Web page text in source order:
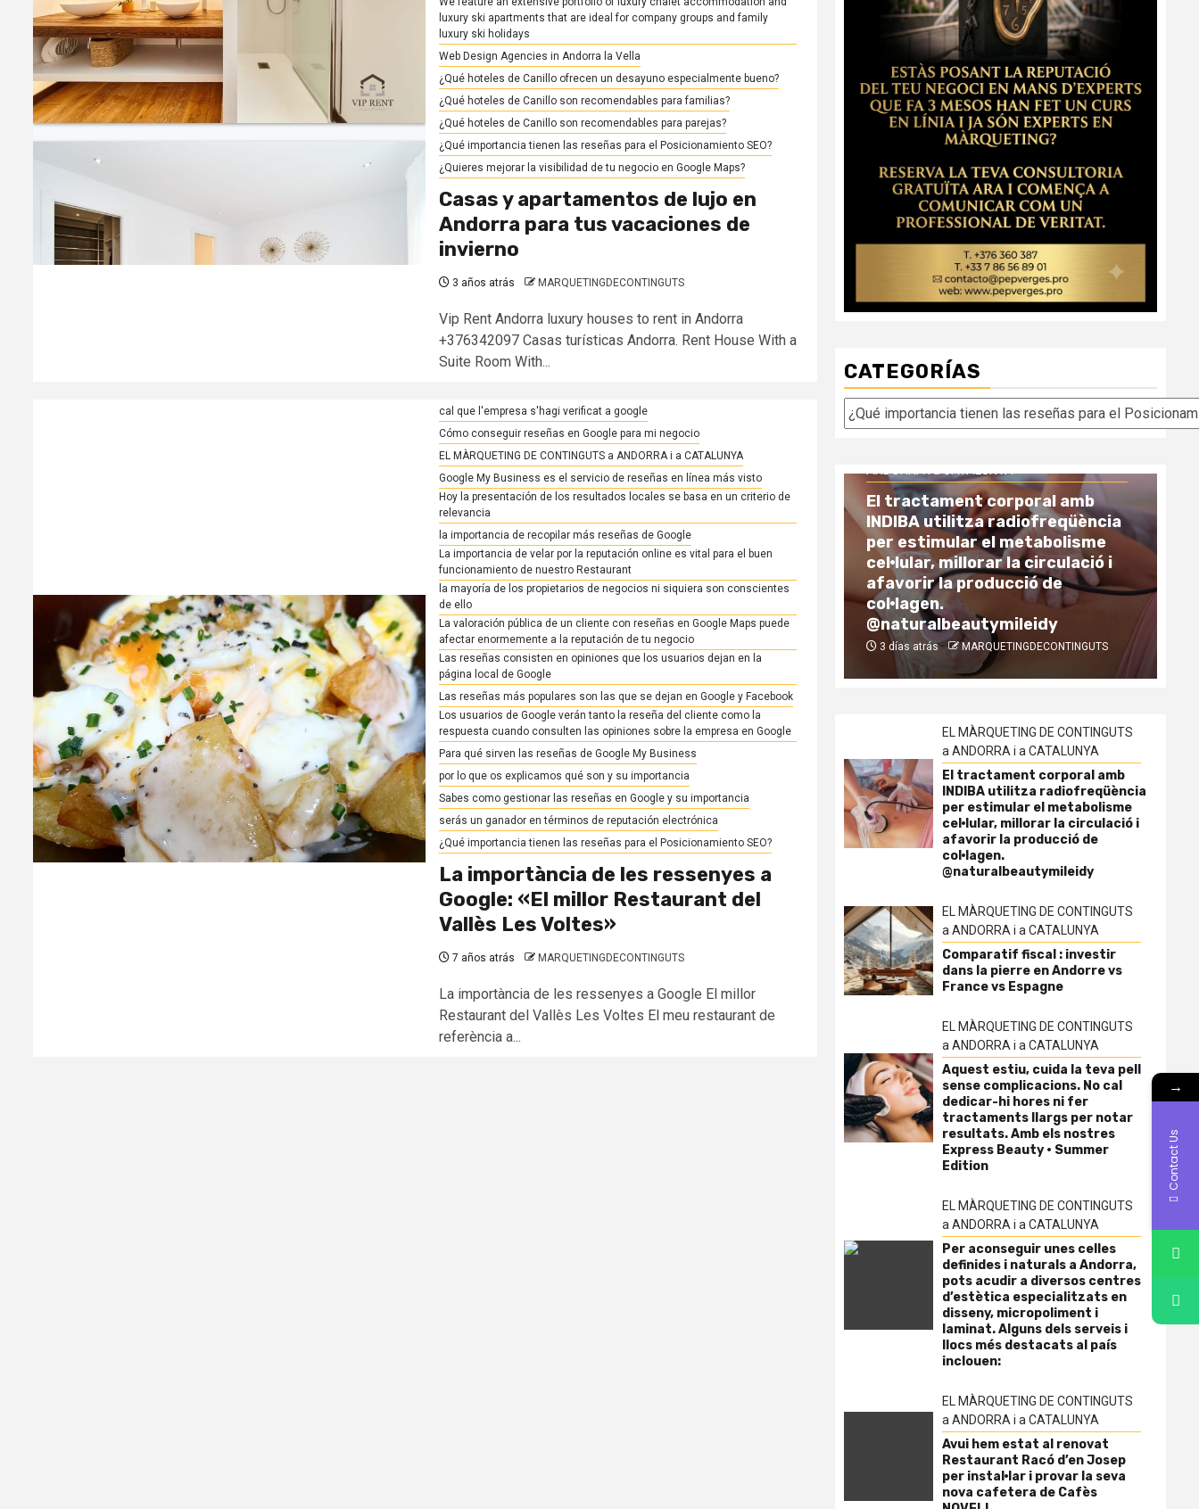
luxury ski apartments that are ideal for company groups and family
luxury ski holidays
Web Design Agencies in Andorra la Vella
¿Qué hoteles de Canillo ofrecen un desayuno especialmente bueno?
¿Qué hoteles de Canillo son recomendables para familias?
¿Qué hoteles de Canillo son recomendables para parejas?
¿Qué importancia tienen las reseñas para el Posicionamiento SEO?
¿Quieres mejorar la visibilidad de tu negocio en Google Maps?
Casas y apartamentos de lujo en
Andorra para tus vacaciones de
invierno
3 años atrás MARQUETINGDECONTINGUTS
Vip Rent Andorra luxury houses to rent in Andorra
+376342097 Casas turísticas Andorra. Rent House With a
Suite Room With...
cal que l'empresa s'hagi verificat a google
Cómo conseguir reseñas en Google para mi negocio
EL MÀRQUETING DE CONTINGUTS a ANDORRA i a CATALUNYA
Google My Business es el servicio de reseñas en línea más visto
Hoy la presentación de los resultados locales se basa en un criterio de
relevancia
la importancia de recopilar más reseñas de Google
La importancia de velar por la reputación online es vital para el buen
funcionamiento de nuestro Restaurant
la mayoría de los propietarios de negocios ni siquiera son conscientes
de ello
La valoración pública de un cliente con reseñas en Google Maps puede
afectar enormemente a la reputación de tu negocio
Las reseñas consisten en opiniones que los usuarios dejan en la
página local de Google
Las reseñas más populares son las que se dejan en Google y Facebook
Los usuarios de Google verán tanto la reseña del cliente como la
respuesta cuando consulten las opiniones sobre la empresa en Google
Para qué sirven las reseñas de Google My Business
por lo que os explicamos qué son y su importancia
Sabes como gestionar las reseñas en Google y su importancia
serás un ganador en términos de reputación electrónica
¿Qué importancia tienen las reseñas para el Posicionamiento SEO?
La importància de les ressenyes a
Google: «El millor Restaurant del
Vallès Les Voltes»
7 años atrás MARQUETINGDECONTINGUTS
La importància de les ressenyes a Google El millor
Restaurant del Vallès Les Voltes El meu restaurant de
referència a...
CATEGORÍAS
Categorías
El tractament corporal amb
INDIBA utilitza radiofreqüència
per estimular el metabolisme
cel·lular, millorar la circulació i
afavorir la producció de
col·lagen.
@naturalbeautymileidy
3 días atrás MARQUETINGDECONTINGUTS
EL MÀRQUETING DE CONTINGUTS
a ANDORRA i a CATALUNYA
El tractament corporal amb
INDIBA utilitza radiofreqüència
per estimular el metabolisme
cel·lular, millorar la circulació i
afavorir la producció de
col·lagen.
@naturalbeautymileidy
EL MÀRQUETING DE CONTINGUTS
a ANDORRA i a CATALUNYA
Comparatif fiscal : investir
dans la pierre en Andorre vs
France vs Espagne
EL MÀRQUETING DE CONTINGUTS
a ANDORRA i a CATALUNYA
Aquest estiu, cuida la teva pell
sense complicacions. No cal
dedicar-hi hores ni fer
tractaments llargs per notar
resultats. Amb els nostres
Express Beauty · Summer
Edition
EL MÀRQUETING DE CONTINGUTS
a ANDORRA i a CATALUNYA
Per aconseguir unes celles
definides i naturals a Andorra,
pots acudir a diversos centres
d’estètica especialitzats en
disseny, micropoliment i
laminat. Alguns dels serveis i
llocs més destacats al país
inclouen:
EL MÀRQUETING DE CONTINGUTS
a ANDORRA i a CATALUNYA
Avui hem estat al renovat
Restaurant Racó d’en Josep
per instal·lar i provar la seva
nova cafetera de Cafès
→
Contact Us